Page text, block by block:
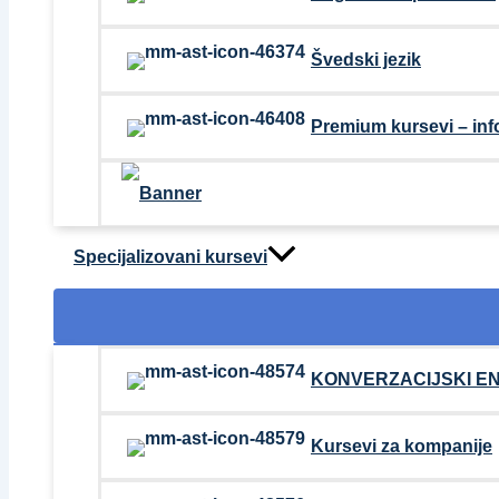
Švedski jezik
Premium kursevi –
Specijalizovani kursevi
KONVERZACIJSKI
Kursevi za kompanije